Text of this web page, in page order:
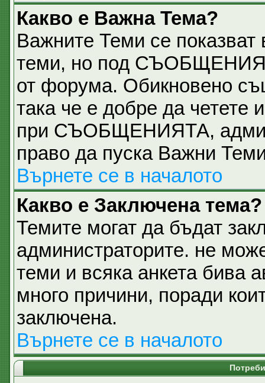
Какво е Важна Тема?
Важните Теми се
теми, но под
от форума. Обикновено
така че е добре да четете
при СЪОБЩЕНИЯТА,
право да пуска Важни
Върнете се в началото
Какво е Заключена тема?
Темите могат да бъдат
администраторите. не
теми и всяка анкета бива
много причини, поради
заключена.
Върнете се в началото